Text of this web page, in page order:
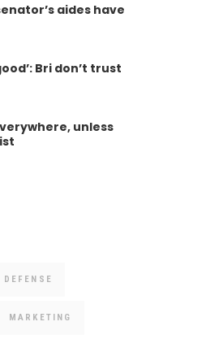
aides have
Bri don’t trust
unless
DEFENSE
MARKETING